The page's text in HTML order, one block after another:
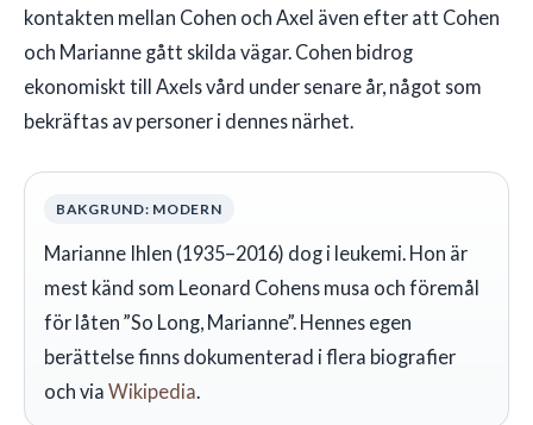
kontakten mellan Cohen och Axel även efter att Cohen
och Marianne gått skilda vägar. Cohen bidrog
ekonomiskt till Axels vård under senare år, något som
bekräftas av personer i dennes närhet.
BAKGRUND: MODERN
Marianne Ihlen (1935–2016) dog i leukemi. Hon är
mest känd som Leonard Cohens musa och föremål
för låten ”So Long, Marianne”. Hennes egen
berättelse finns dokumenterad i flera biografier
och via Wikipedia.